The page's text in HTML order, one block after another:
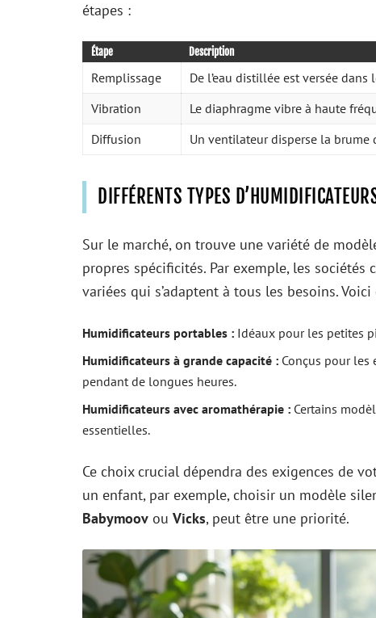
étapes :
Étape Description
Remplissage
De l’eau distillée est versée
Vibration
Le diaphragme vibre à haute
Diffusion
Un ventilateur disperse la brume
DIFFÉRENTS TYPES
Sur le marché, on trouve une variété de
propres spécificités. Par exemple, les sociétés
variées qui s’adaptent à tous les besoins.
Humidificateurs portables : Idéaux pour les petites
Humidificateurs à grande capacité : Conçus pour les
pendant de longues heures.
Humidificateurs avec aromathérapie : Certains
essentielles.
Ce choix crucial dépendra des exigences de
un enfant, par exemple, choisir un modèle
Babymoov ou Vicks, peut être une priorité.